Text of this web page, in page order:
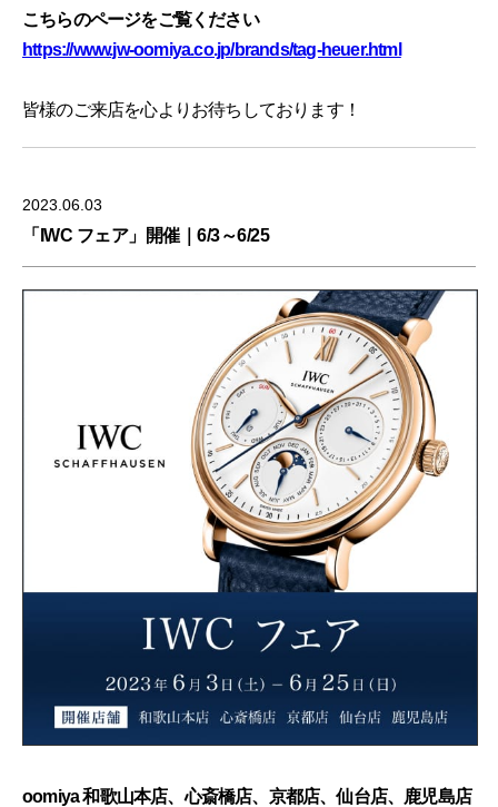
こちらのページをご覧ください
https://www.jw-oomiya.co.jp/brands/tag-heuer.html
皆様のご来店を心よりお待ちしております！
2023.06.03
「IWC フェア」開催｜6/3～6/25
oomiya 和歌山本店、心斎橋店、京都店、仙台店、鹿児島店